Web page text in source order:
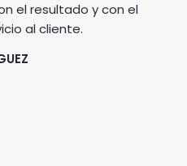
el resultado y con el
al cliente.